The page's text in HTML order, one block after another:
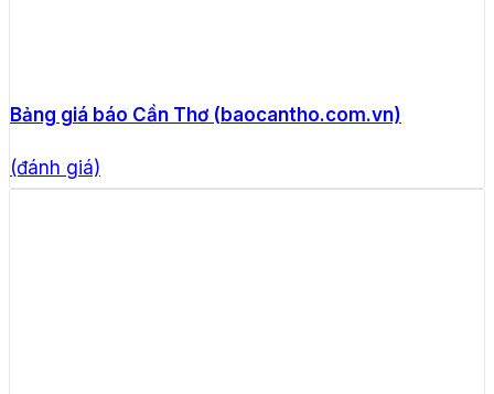
Bảng giá báo Cần Thơ (baocantho.com.vn)
(đánh giá)